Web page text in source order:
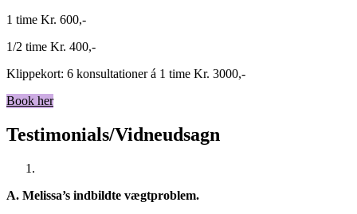
1 time Kr. 600,-
1/2 time Kr. 400,-
Klippekort: 6 konsultationer á 1 time Kr. 3000,-
Book her
Testimonials/Vidneudsagn
A. Melissa’s indbildte vægtproblem.